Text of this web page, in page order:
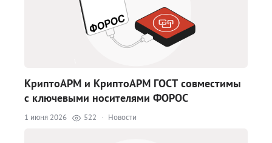
КриптоАРМ и КриптоАРМ ГОСТ совместимы
с ключевыми носителями ФОРОС
1 июня 2026 522 · Новости